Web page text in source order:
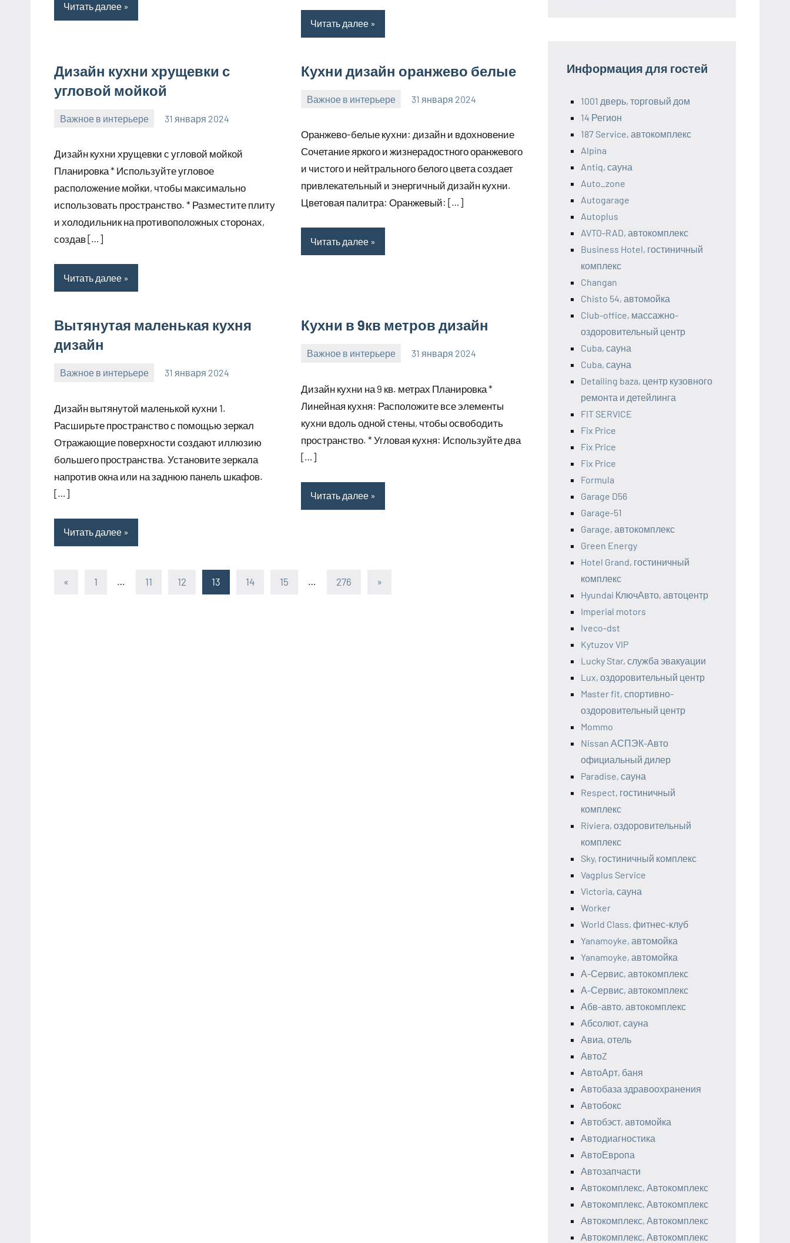
Читать далее
Читать далее
Дизайн кухни хрущевки с
угловой мойкой
Важное в интерьере 31 января 2024
Дизайн кухни хрущевки с угловой мойкой
Планировка * Используйте угловое
расположение мойки, чтобы максимально
использовать пространство. * Разместите плиту
и холодильник на противоположных сторонах,
создав […]
Читать далее
Кухни дизайн оранжево белые
Важное в интерьере 31 января 2024
Оранжево-белые кухни: дизайн и вдохновение
Сочетание яркого и жизнерадостного оранжевого
и чистого и нейтрального белого цвета создает
привлекательный и энергичный дизайн кухни.
Цветовая палитра: Оранжевый: […]
Читать далее
Вытянутая маленькая кухня
дизайн
Важное в интерьере 31 января 2024
Дизайн вытянутой маленькой кухни 1.
Расширьте пространство с помощью зеркал
Отражающие поверхности создают иллюзию
большего пространства. Установите зеркала
напротив окна или на заднюю панель шкафов.
[…]
Читать далее
Кухни в 9кв метров дизайн
Важное в интерьере 31 января 2024
Дизайн кухни на 9 кв. метрах Планировка *
Линейная кухня: Расположите все элементы
кухни вдоль одной стены, чтобы освободить
пространство. * Угловая кухня: Используйте два
[…]
Читать далее
« Предыдущие
1 … 11 12 13 14 15 … 276
Следующие
»
Информация для гостей
1001 дверь, торговый дом
14 Регион
187 Service, автокомплекс
Alpina
Antiq, сауна
Auto_zone
Autogarage
Autoplus
AVTO-RAD, автокомплекс
Business Hotel, гостиничный
комплекс
Changan
Chisto 54, автомойка
Club-office, массажно-
оздоровительный центр
Cuba, сауна
Cuba, сауна
Detailing baza, центр кузовного
ремонта и детейлинга
FIT SERVICE
Fix Price
Fix Price
Fix Price
Formula
Garage D56
Garage-51
Garage, автокомплекс
Green Energy
Hotel Grand, гостиничный
комплекс
Hyundai КлючАвто, автоцентр
Imperial motors
Iveco-dst
Kytuzov VIP
Lucky Star, служба эвакуации
Lux, оздоровительный центр
Master fit, спортивно-
оздоровительный центр
Mommo
Nissan АСПЭК-Авто
официальный дилер
Paradise, сауна
Respect, гостиничный
комплекс
Riviera, оздоровительный
комплекс
Sky, гостиничный комплекс
Vagplus Service
Victoria, сауна
Worker
World Class, фитнес-клуб
Yanamoyke, автомойка
Yanamoyke, автомойка
А-Сервис, автокомплекс
А-Сервис, автокомплекс
Абв-авто, автокомплекс
Абсолют, сауна
Авиа, отель
АвтоZ
АвтоАрт, баня
Автобаза здравоохранения
Автобокс
Автобэст, автомойка
Автодиагностика
АвтоЕвропа
Автозапчасти
Автокомплекс, Автокомплекс
Автокомплекс, Автокомплекс
Автокомплекс, Автокомплекс
Автокомплекс, Автокомплекс